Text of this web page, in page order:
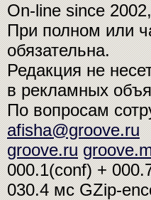
On-line since
При полном или
обязательна.
Редакция не
в рекламных
По вопросам
afisha@groove.ru
groove.ru
000.1(conf) +
030.4 мсGZip-